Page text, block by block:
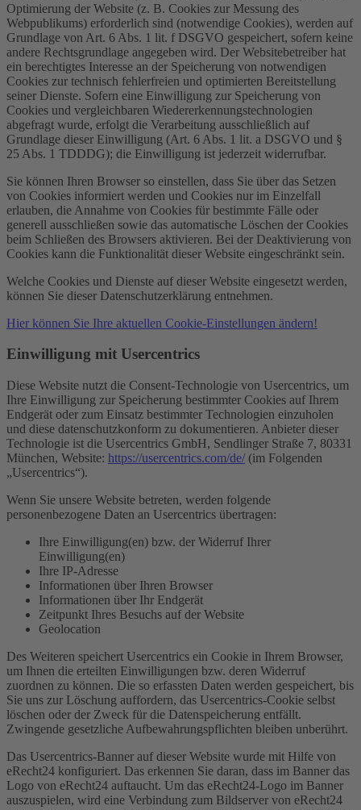
Optimierung der Website (z. B. Cookies zur Messung des
Webpublikums) erforderlich sind (notwendige Cookies), werden auf
Grundlage von Art. 6 Abs. 1 lit. f DSGVO gespeichert, sofern keine
andere Rechtsgrundlage angegeben wird. Der Websitebetreiber hat
ein berechtigtes Interesse an der Speicherung von notwendigen
Cookies zur technisch fehlerfreien und optimierten Bereitstellung
seiner Dienste. Sofern eine Einwilligung zur Speicherung von
Cookies und vergleichbaren Wiedererkennungstechnologien
abgefragt wurde, erfolgt die Verarbeitung ausschließlich auf
Grundlage dieser Einwilligung (Art. 6 Abs. 1 lit. a DSGVO und §
25 Abs. 1 TDDDG); die Einwilligung ist jederzeit widerrufbar.
Sie können Ihren Browser so einstellen, dass Sie über das Setzen
von Cookies informiert werden und Cookies nur im Einzelfall
erlauben, die Annahme von Cookies für bestimmte Fälle oder
generell ausschließen sowie das automatische Löschen der Cookies
beim Schließen des Browsers aktivieren. Bei der Deaktivierung von
Cookies kann die Funktionalität dieser Website eingeschränkt sein.
Welche Cookies und Dienste auf dieser Website eingesetzt werden,
können Sie dieser Datenschutzerklärung entnehmen.
Hier können Sie Ihre aktuellen Cookie-Einstellungen ändern!
Einwilligung mit Usercentrics
Diese Website nutzt die Consent-Technologie von Usercentrics, um
Ihre Einwilligung zur Speicherung bestimmter Cookies auf Ihrem
Endgerät oder zum Einsatz bestimmter Technologien einzuholen
und diese datenschutzkonform zu dokumentieren. Anbieter dieser
Technologie ist die Usercentrics GmbH, Sendlinger Straße 7, 80331
München, Website: https://usercentrics.com/de/ (im Folgenden
„Usercentrics“).
Wenn Sie unsere Website betreten, werden folgende
personenbezogene Daten an Usercentrics übertragen:
Ihre Einwilligung(en) bzw. der Widerruf Ihrer
Einwilligung(en)
Ihre IP-Adresse
Informationen über Ihren Browser
Informationen über Ihr Endgerät
Zeitpunkt Ihres Besuchs auf der Website
Geolocation
Des Weiteren speichert Usercentrics ein Cookie in Ihrem Browser,
um Ihnen die erteilten Einwilligungen bzw. deren Widerruf
zuordnen zu können. Die so erfassten Daten werden gespeichert, bis
Sie uns zur Löschung auffordern, das Usercentrics-Cookie selbst
löschen oder der Zweck für die Datenspeicherung entfällt.
Zwingende gesetzliche Aufbewahrungspflichten bleiben unberührt.
Das Usercentrics-Banner auf dieser Website wurde mit Hilfe von
eRecht24 konfiguriert. Das erkennen Sie daran, dass im Banner das
Logo von eRecht24 auftaucht. Um das eRecht24-Logo im Banner
auszuspielen, wird eine Verbindung zum Bildserver von eRecht24